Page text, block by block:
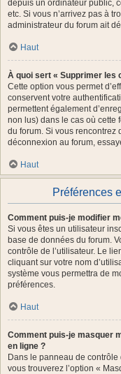
depuis un ordinateur public,
etc. Si vous n’arrivez pas à
administrateur du forum ait
Haut
À quoi sert « Supprimer les
Cette option vous permet
conservent votre
permettent également
non lus) dans le cas où cette
du forum. Si vous rencontrez
déconnexion au forum,
Haut
Préférences
Comment puis-je modifier
Si vous êtes un utilisateur
base de données du forum.
contrôle de l’utilisateur. Le
cliquant sur votre nom
système vous permettra de
préférences.
Haut
Comment puis-je masquer
en ligne ?
Dans le panneau de contrôle
vous trouverez l’option «